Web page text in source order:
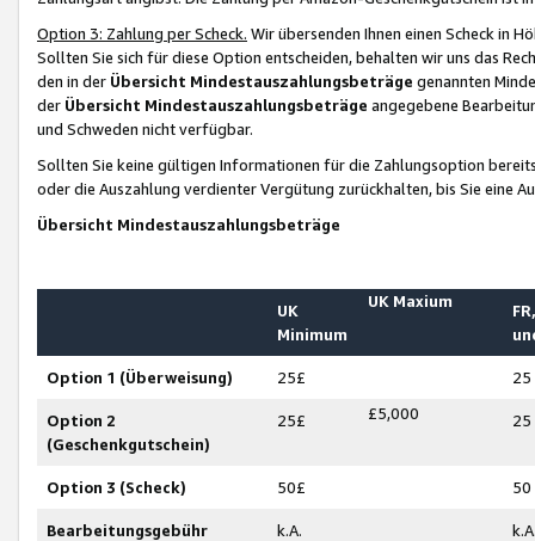
Option 3: Zahlung per Scheck. Wir übersenden Ihnen einen Scheck in
Sollten Sie sich für diese Option entscheiden, behalten wir uns das
den in der Übersicht Mindestauszahlungsbeträge genannten
der Übersicht Mindestauszahlungsbeträge angegebene
und Schweden nicht verfügbar.
Sollten Sie keine gültigen Informationen für die Zahlungsoption
oder die Auszahlung verdienter Vergütung zurückhalten, bis Sie
Übersicht Mindestauszahlungsbeträge
UK
Minimum
UK Maxium
Option 1 (Überweisung) 25£ 25
Option 2
(Geschenkgutschein)
25£ £5,000 25
Option 3 (Scheck) 50£ 50
Bearbeitungsgebühr
k.A.